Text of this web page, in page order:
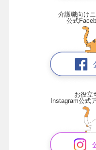
介護職向け
公式
お役立
Instagram公式